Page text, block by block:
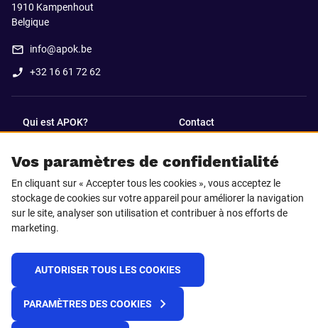
Vos paramètres de confidentialité
En cliquant sur « Accepter tous les cookies », vous acceptez le
stockage de cookies sur votre appareil pour améliorer la navigation
sur le site, analyser son utilisation et contribuer à nos efforts de
marketing.
AUTORISER TOUS LES COOKIES
PARAMÈTRES DES COOKIES
1910 Kampenhout
Belgique
info@apok.be
+32 16 61 72 62
Qui est APOK? Contact
SUIVEZ-NOUS SUR
Facebook LinkedIn
© 2025 APOK